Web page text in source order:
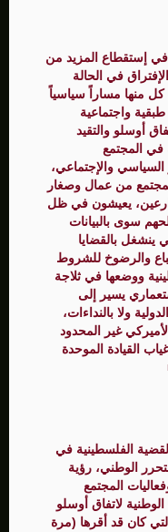
إستقطاع المزيد من
في الحالة
منها مساراً سياسياً
واجتماعية
أوسلو والتقيد
في المجتمع
والإجتماعي،
من عمال وصغار
يعيشون في ظل
سوى بالبيانات
ينشغل بالقضايا
والرضوخ للشروط
ووضعها في ثلاجة
يسير إلى
ولا بالنداءات،
غير المحدود
القيادة الموحدة
الفلسطينية في
الوطني، رؤية
المجتمع
لاتفاق أوسلو
كان قد أقرها (مرة